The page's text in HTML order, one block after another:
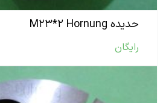
حدیده M۲۳*۲ Hornung
رایگان